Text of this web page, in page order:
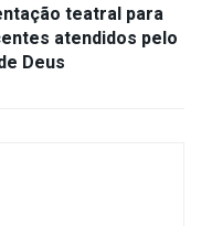
teatral para
atendidos pelo
Deus